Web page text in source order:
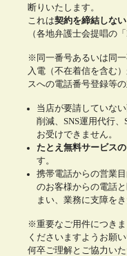
断りいたします。
これは契約を締結しな
（各地弁護士会提唱の
※同一番号あるいは同
入電（不在着信を含む
スへの電話番号登録等
当店が要請していな
削減、SNS運用代行
お受けできません。
たとえ無料サービス
す。
携帯電話からの営業
のお客様からの電話
まい、業務に支障をき
※重要なご用件につき
くださいますようお願い
何卒ご理解とご協力い